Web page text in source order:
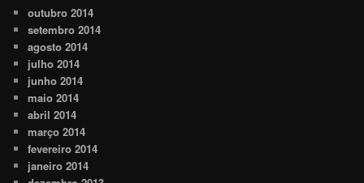
outubro 2014
setembro 2014
agosto 2014
julho 2014
junho 2014
maio 2014
abril 2014
março 2014
fevereiro 2014
janeiro 2014